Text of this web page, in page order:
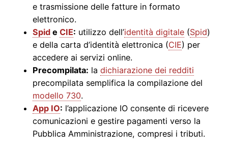
e trasmissione delle fatture in formato
elettronico.
Spid e CIE: utilizzo dell’identità digitale (Spid)
e della carta d’identità elettronica (CIE) per
accedere ai servizi online.
Precompilata: la dichiarazione dei redditi
precompilata semplifica la compilazione del
modello 730.
App IO: l’applicazione IO consente di ricevere
comunicazioni e gestire pagamenti verso la
Pubblica Amministrazione, compresi i tributi.